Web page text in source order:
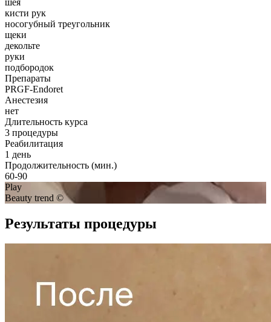
кисти рук
носогубный треугольник
щеки
декольте
руки
подбородок
Препараты
PRGF-Endoret
Анестезия
нет
Длительность курса
3 процедуры
Реабилитация
1 день
Продолжительность (мин.)
60-90
Play
Beauty trend ©
Результаты процедуры